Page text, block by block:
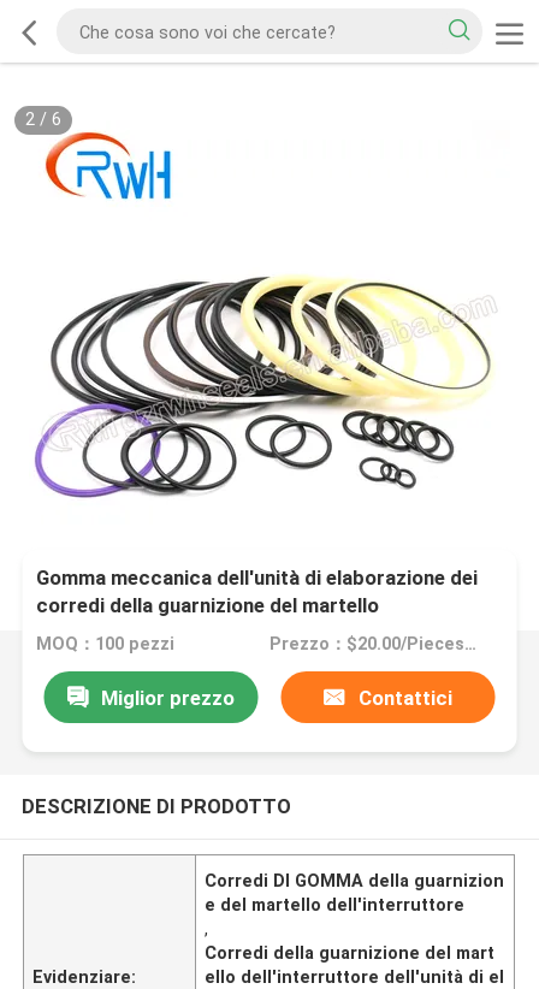
2/ 6
Gomma meccanica dell'unità di elaborazione dei
corredi della guarnizione del martello
dell'interruttore per Sooan Sb81
MOQ：100 pezzi Prezzo：$20.00/Pieces 100-499 Pieces
Miglior prezzo Contattici
DESCRIZIONE DI PRODOTTO
Evidenziare:
Corredi DI GOMMA della guarnizion
e del martello dell'interruttore
,
Corredi della guarnizione del mart
ello dell'interruttore dell'unità di el